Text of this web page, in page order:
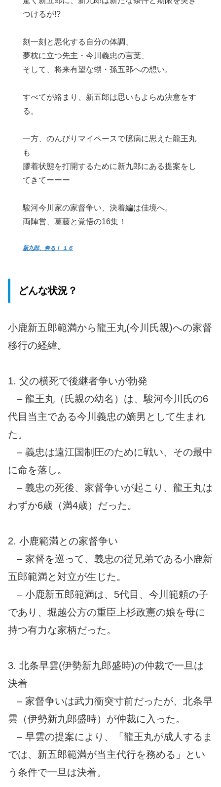
つけるが!?
刻一刻と悪化する自分の体調、
夢枕に立つ先主・今川義忠の言葉、
そして、将来有望な甥・孫五郎への想い。
すべてが絡まり、新五郎は思いもよらぬ決意をす
る。
一方、のんびりマイペースで臆病に思えた龍王丸
も
膠着状態を打開するために新九郎にある提案をし
てきてーーー
駿河今川家の家督争い、決着編は佳境へ。
両陣営、葛藤と覚悟の16集！
新九郎、奔る！ １６
どんな状況？
小鹿新五郎範満から龍王丸(今川氏親)への家督
移行の経緯。
1. 父の横死で後継者争いが勃発
– 龍王丸（氏親の幼名）は、駿河今川氏の6
代目当主である今川義忠の嫡男として生まれ
た。
– 義忠は遠江国制圧のために戦い、その最中
に命を落し。
– 義忠の死後、家督争いが起こり、龍王丸は
わずか6歳（満4歳）だった。
2. 小鹿範満との家督争い
– 家督を巡って、義忠の従兄弟である小鹿新
五郎範満と対立が生じた。
– 小鹿新五郎範満は、5代目、今川範頼の子
であり、堀越公方の重臣上杉政憲の娘を母に
持つ有力な家柄だった。
3. 北条早雲(伊勢新九郎盛時)の仲裁で一旦は
決着
– 家督争いは武力衝突寸前だったが、北条早
雲（伊勢新九郎盛時）が仲裁に入った。
– 早雲の提案により、「龍王丸が成人するま
では、新五郎範満が当主代行を務める」とい
う条件で一旦は決着。